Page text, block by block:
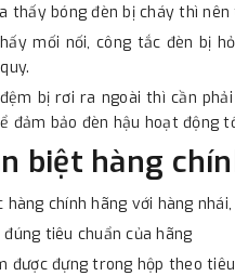
thấy bóng đèn bị cháy thì
mối nối, công tắc đèn bị
bị rơi ra ngoài thì cần
đảm bảo đèn hậu hoạt động
biệt hàng
hàng chính hãng với hàng
tiêu chuẩn của hãng
được đựng trong hộp theo